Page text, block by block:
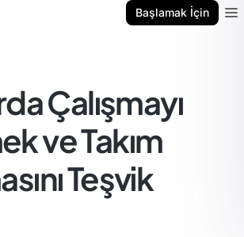
Başlamak İçin
Çalışmayı
ve Takım
Teşvik